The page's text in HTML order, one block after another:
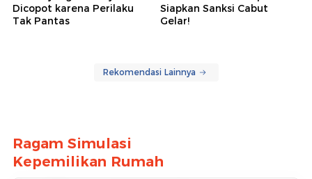
Dicopot karena Perilaku
Tak Pantas
Siapkan Sanksi Cabut
Gelar!
Rekomendasi Lainnya
Ragam Simulasi
Kepemilikan Rumah